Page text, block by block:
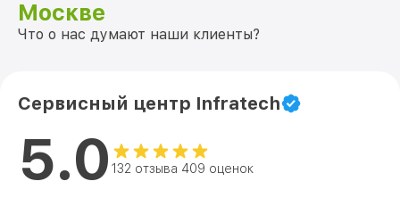
Москве
Что о нас думают наши клиенты?
Сервисный центр Infratech
5.0 132 отзыва 409 оценок